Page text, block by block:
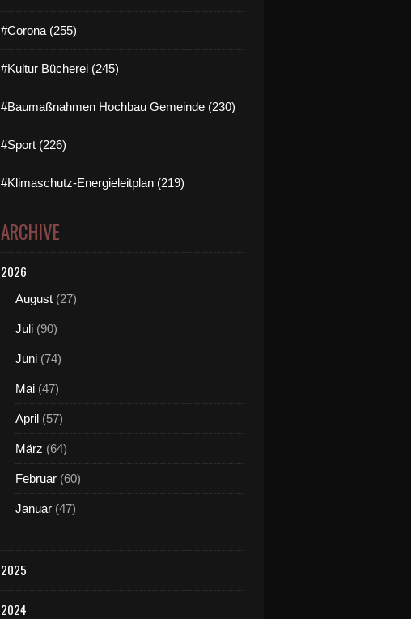
#Corona (255)
#Kultur Bücherei (245)
#Baumaßnahmen Hochbau Gemeinde (230)
#Sport (226)
#Klimaschutz-Energieleitplan (219)
ARCHIVE
2026
August (27)
Juli (90)
Juni (74)
Mai (47)
April (57)
März (64)
Februar (60)
Januar (47)
2025
2024